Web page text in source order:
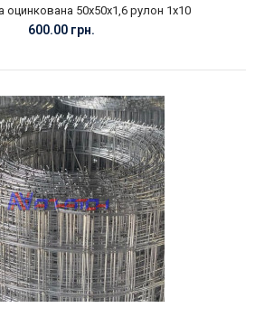
оцинкована 50х50х1,6 рулон 1х10
600.00 грн.